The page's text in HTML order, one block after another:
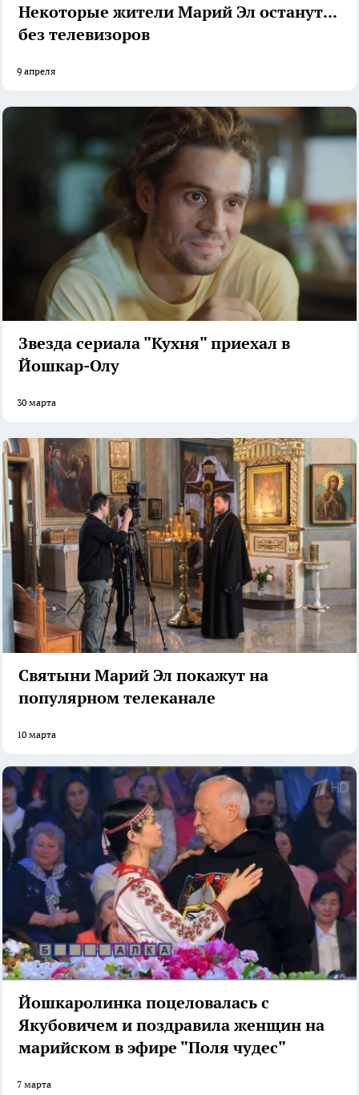
Некоторые жители Марий Эл останутся
без телевизоров
9 апреля
Звезда сериала "Кухня" приехал в
Йошкар-Олу
30 марта
Святыни Марий Эл покажут на
популярном телеканале
10 марта
Йошкаролинка поцеловалась с
Якубовичем и поздравила женщин на
марийском в эфире "Поля чудес"
7 марта